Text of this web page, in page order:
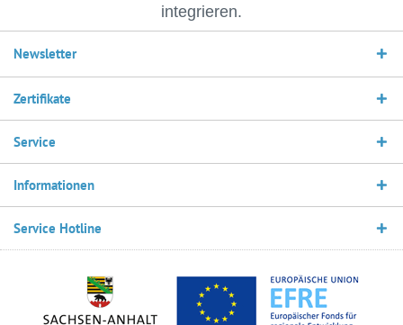
integrieren.
Newsletter
Zertifikate
Service
Informationen
Service Hotline